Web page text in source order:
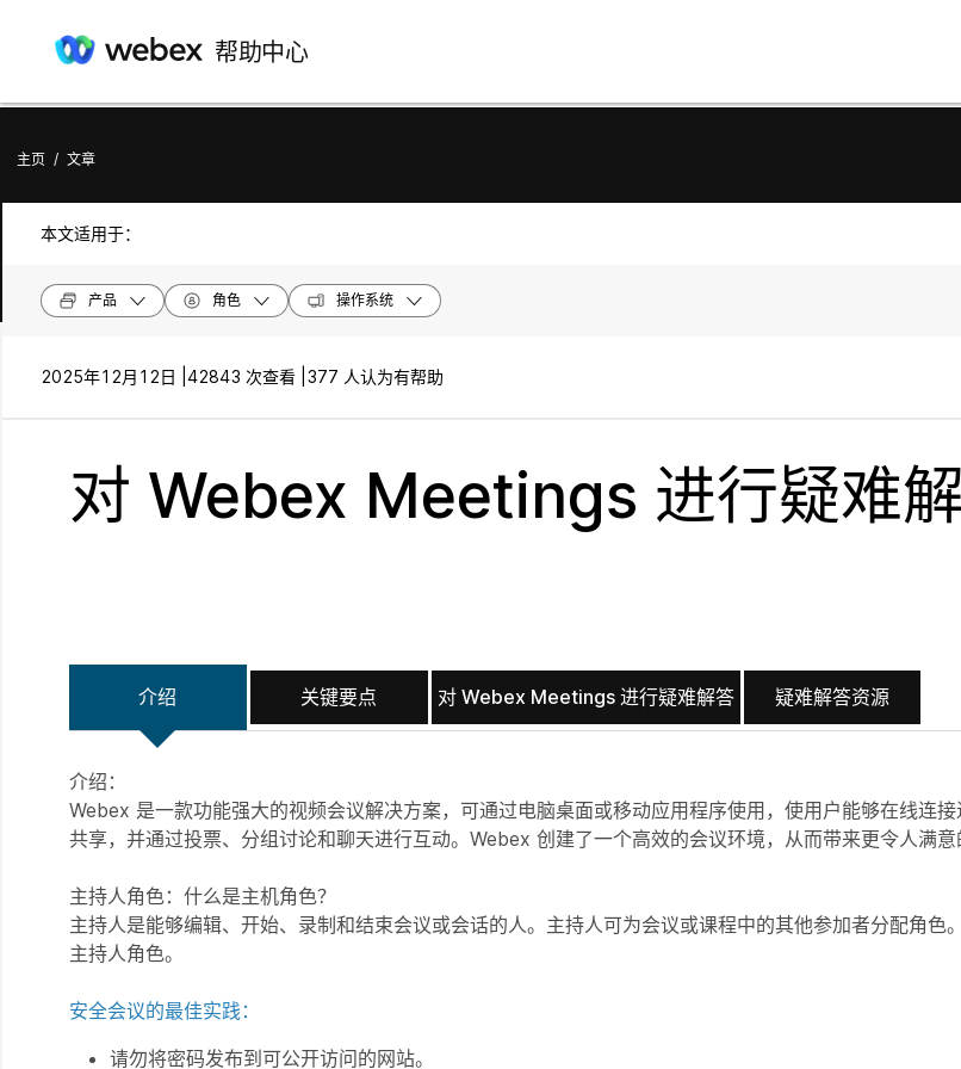
帮助中心
主页 / 文章
本文适用于：
产品 角色 操作系统
2025年12月12日 | 42843 次查看 | 377 人认为有帮助
对 Webex Meetings 进行疑难
介绍 关键要点 对 Webex Meetings 进行疑难解答 疑难解答资源
介绍：
Webex 是一款功能强大的视频会议解决方案，可通过电脑桌面或移动应用程序使用，使用户能够在线连
共享，并通过投票、分组讨论和聊天进行互动。Webex 创建了一个高效的会议环境，从而带来更令人满意
主持人角色：什么是主机角色？
主持人是能够编辑、开始、录制和结束会议或会话的人。主持人可为会议或课程中的其他参加者分配角色
主持人角色。
安全会议的最佳实践：
请勿将密码发布到可公开访问的网站。